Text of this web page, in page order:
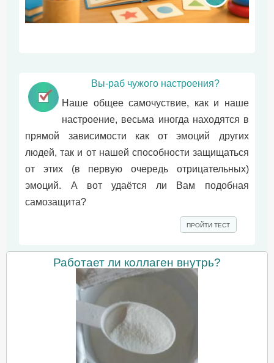
Вы-раб чужого настроения?
Наше общее самочуствие, как и наше
настроение, весьма иногда находятся в
прямой зависимости как от эмоций других
людей, так и от нашей способности защищаться
от этих (в первую очередь отрицательных)
эмоций. А вот удаётся ли Вам подобная
самозащита?
ПРОЙТИ ТЕСТ
Работает ли коллаген внутрь?